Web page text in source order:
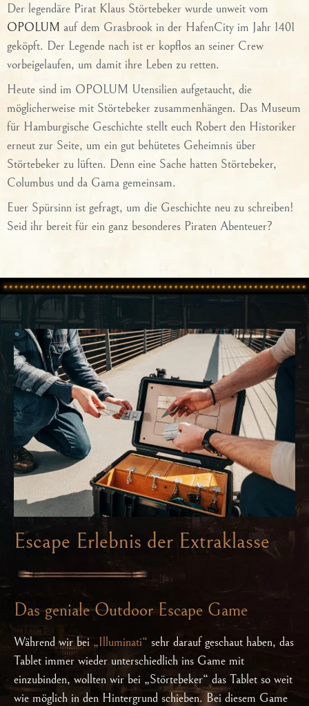
Der legendäre Pirat Klaus Störtebeker wurde unweit vom
OPOLUM auf dem Grasbrook in der HafenCity im Jahr 1401
geköpft. Der Legende nach ist er kopflos an seiner Crew
vorbeigelaufen, um damit ihre Leben zu retten.
Heute sind im OPOLUM Utensilien aufgetaucht, die
möglicherweise mit Störtebeker zusammenhängen. Das Museum
für Hamburgische Geschichte stellt euch Robert den Historiker
erneut zur Seite, um ein gut behütetes Geheimnis über
Störtebeker zu lüften. Denn eine Sache hatten Störtebeker,
Columbus und da Gama gemeinsam.
Euer Spürsinn ist gefragt, um die Geschichte neu zu schreiben!
Seid ihr bereit für ein ganz besonderes Piraten Abenteuer?
Escape Erlebnis der Extraklasse
Das geniale Outdoor Escape Game
Während wir bei „Illuminati“ sehr darauf geschaut haben, das
Tablet immer wieder unterschiedlich ins Game mit
einzubinden, wollten wir bei „Störtebeker“ das Tablet so weit
wie möglich in den Hintergrund schieben. Bei diesem Game